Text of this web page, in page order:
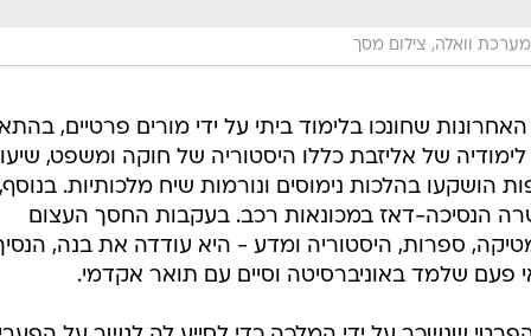
מערכת וואלה, צילום מסך
שחונכו בלימוד ביתי על ידי מורים פרטיים,
של אליזבת כללו היסטוריה של חוקה ומשפט,
הושקעו בהלכות נימוסים ונורמות שיח מלכותיות. בנוסף,
הנסיכה-דאז במכונאות רכב. בעקבות החסך העצום
ספרות, היסטוריה ומדע - היא עודדה את בנה,
פעם שלמד באוניברסיטה וסיים עם תואר אקדמי.